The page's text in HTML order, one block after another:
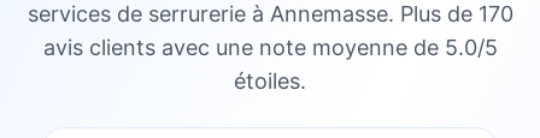
services de serrurerie à Annemasse. Plus de 170
avis clients avec une note moyenne de 5.0/5
étoiles.